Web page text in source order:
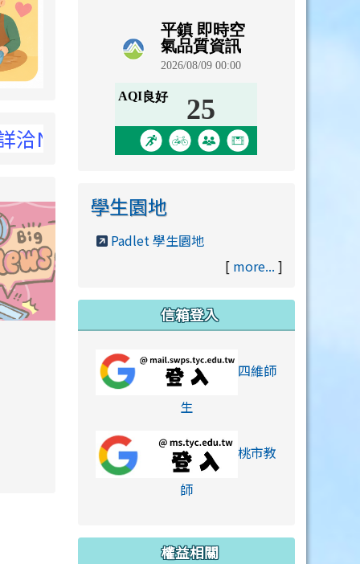
官網
xiaohongshu.html
xiaohongshu.html
學生園地
Padlet 學生園地
[ more... ]
信箱登入
四維師
生link to https://
桃市教
師link to https://
權益相關